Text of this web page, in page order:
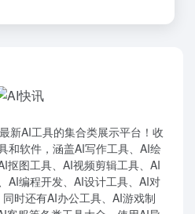
新AI工具的集合类展示平台！收
和软件，涵盖AI写作工具、AI绘
抠图工具、AI视频剪辑工具、AI
AI编程开发、AI设计工具、AI对
时还有AI办公工具、AI游戏制